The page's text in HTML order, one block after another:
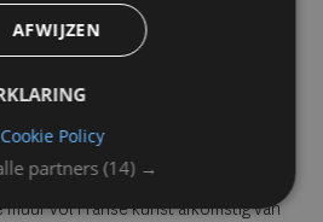
kefi, zeewier en limoenkaviaar
met ieder een eigen sfeer. De
voor zowel intieme diners als
vol Franse kunst afkomstig van
partners(14) →
AFWIJZEN
Cookie Policy